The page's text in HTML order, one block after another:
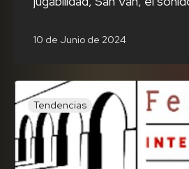
10 de Junio de 2024
Tendencias